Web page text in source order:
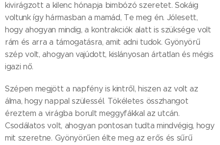
kivirágzott a kilenc hónapja bimbózó szeretet. Sokáig
voltunk így hármasban a mamád, Te meg én. Jólesett,
hogy ahogyan mindig, a kontrakciók alatt is szüksége volt
rám és arra a támogatásra, amit adni tudok. Gyönyörű
szép volt, ahogyan vajúdott, kislányosan ártatlan és mégis
igazi nő.
Szépen megjött a napfény is kintről, hiszen az volt az
álma, hogy nappal szülessél. Tökéletes összhangot
éreztem a virágba borult meggyfákkal az utcán.
Csodálatos volt, ahogyan pontosan tudta mindvégig, hogy
mit szeretne. Gyönyörűen élte meg az erős és sűrű